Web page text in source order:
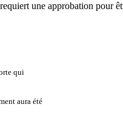
une approbation pour
qui
aura été